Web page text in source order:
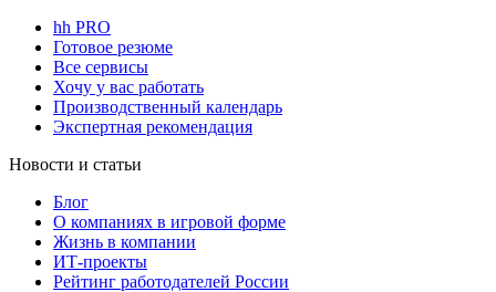
hh PRO
Готовое резюме
Все сервисы
Хочу у вас работать
Производственный календарь
Экспертная рекомендация
Новости и статьи
Блог
О компаниях в игровой форме
Жизнь в компании
ИТ-проекты
Рейтинг работодателей России